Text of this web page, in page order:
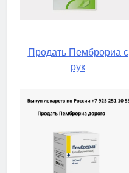
Продать Пемброриа с
рук